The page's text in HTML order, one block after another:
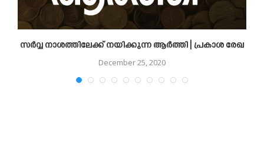
സർവ്വ നാശത്തിലേക്ക് നയിക്കുന്ന ആർത്തി | പ്രകാശ രേഖ
December 25, 2020